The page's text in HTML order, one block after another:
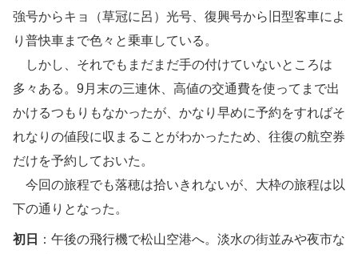
強号からキョ（草冠に呂）光号、復興号から旧型客車によ
り普快車まで色々と乗車している。
しかし、それでもまだまだ手の付けていないところは
多々ある。9月末の三連休、高値の交通費を使ってまで出
かけるつもりもなかったが、かなり早めに予約をすればそ
れなりの値段に収まることがわかったため、往復の航空券
だけを予約しておいた。
今回の旅程でも落穂は拾いきれないが、大枠の旅程は以
下の通りとなった。
初日
：午後の飛行機で松山空港へ。淡水の街並みや夜市な